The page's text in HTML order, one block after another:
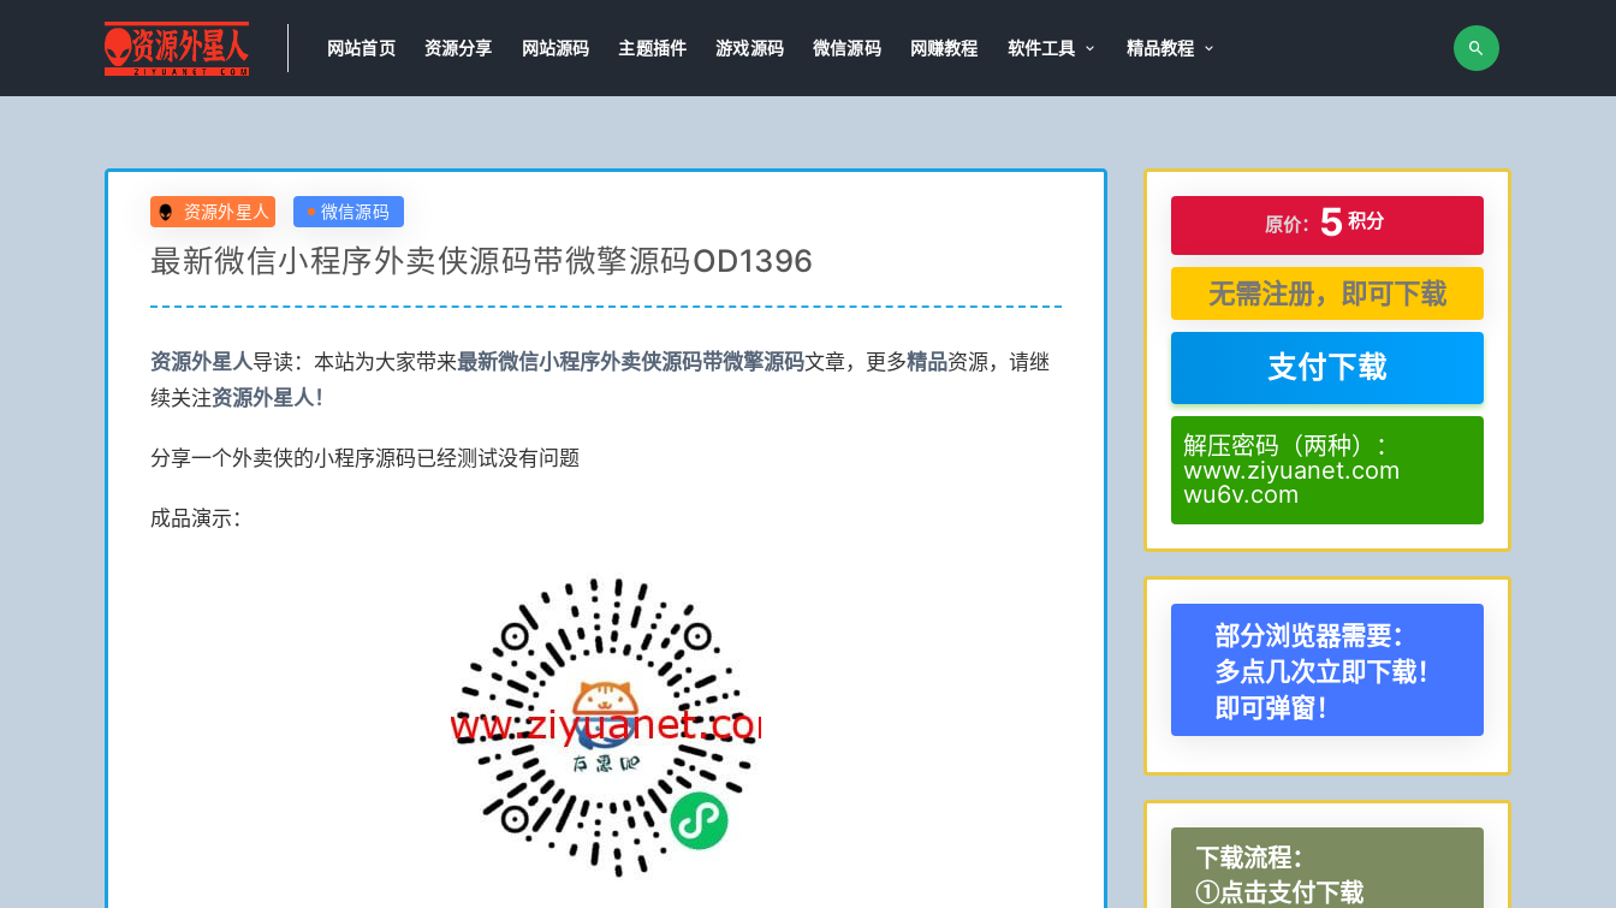
网站首页 资源分享 网站源码 主题插件 游戏源码 微信源码 网赚教程 软件工具 精品教程
资源外星人 微信源码
最新微信小程序外卖侠源码带微擎源码OD1396
资源外星人导读：本站为大家带来最新微信小程序外卖侠源码带微擎源码文章，更多精品资源，请继
续关注资源外星人！
分享一个外卖侠的小程序源码已经测试没有问题
成品演示：
原价： 5 积分
无需注册，即可下载
支付下载
解压密码（两种）：
www.ziyuanet.com
wu6v.com
部分浏览器需要：
多点几次立即下载！
即可弹窗！
下载流程：
①点击支付下载